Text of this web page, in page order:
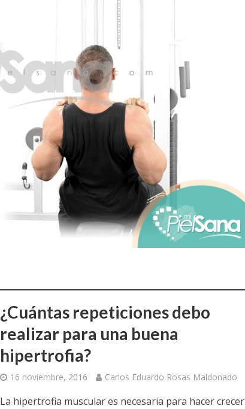
¿Cuántas repeticiones debo
realizar para una buena
hipertrofia?
16 noviembre, 2016 Carlos Eduardo Rosas Maldonado
La hipertrofia muscular es necesaria para hacer crecer